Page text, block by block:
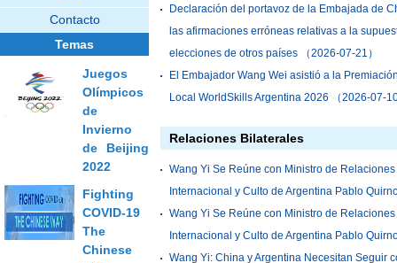
Contacto
Temas
Juegos
Olímpicos
de
Invierno
de Beijing
2022
Fighting
COVID-19
The
Chinese
Declaración del portavoz de la Embajada de
las afirmaciones erróneas relativas a la
elecciones de otros países （2026-07-21）
El Embajador Wang Wei asistió a la
Local WorldSkills Argentina 2026 （2026-07-
gobernanza global más justo y racional
El Embajador Wang Wei visita la Sociedad
junto con jóvenes diplomáticos de la Embajada
El Embajador Wang Wei asiste al Seminario
Económico China-Argentina en la Nueva Era
El embajador Wang Wei asiste a la
Relaciones Bilaterales
Wang Yi Se Reúne con Ministro de
Internacional y Culto de Argentina Pablo
Wang Yi Se Reúne con Ministro de
Internacional y Culto de Argentina Pablo
Wang Yi: China y Argentina Necesitan Seguir